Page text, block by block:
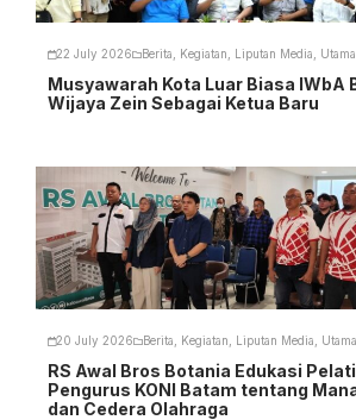
22 July 2026 Berita Kegiatan Liputan Media Utama
Musyawarah Kota Luar Biasa IWbA
Wijaya Zein Sebagai Ketua Baru
20 July 2026 Berita Kegiatan Liputan Media Utama
RS Awal Bros Botania Edukasi
Pengurus KONI Batam tentang
dan Cedera Olahraga